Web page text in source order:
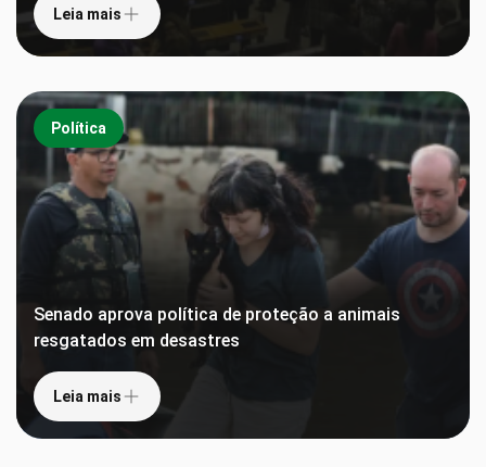
Leia mais
Política
Senado aprova política de proteção a animais
resgatados em desastres
Leia mais